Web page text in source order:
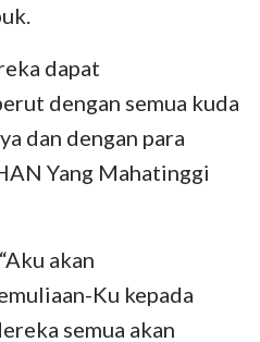
dapat
dengan semua kuda
dan dengan para
Yang Mahatinggi
akan
Ku kepada
semua akan